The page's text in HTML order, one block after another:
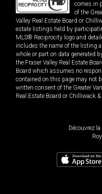
comes in
of the
Valley Real Estate Board or
estate listings held by
MLS® Reciprocity logo and
includes the name of the listing
whole or part on data generated
the Fraser Valley Real Estate
Board which assumes no
contained on this page may not
written consent of the Greater
Real Estate Board or Chilliwack
Découvrez